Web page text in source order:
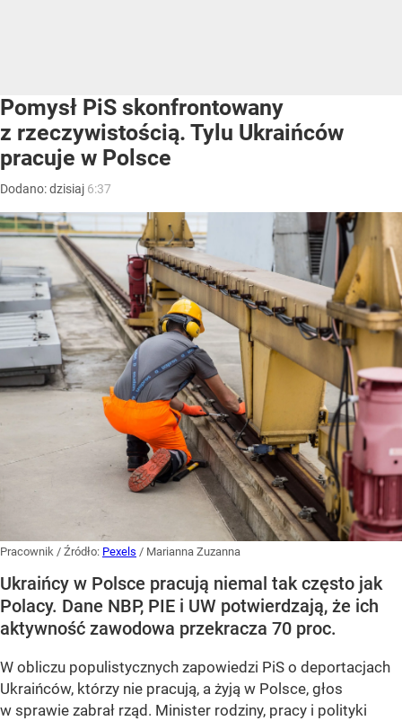
Pomysł PiS skonfrontowany
z rzeczywistością. Tylu Ukraińców
pracuje w Polsce
Dodano:dzisiaj 6:37
Pracownik / Źródło: Pexels / Marianna Zuzanna
Ukraińcy w Polsce pracują niemal tak często jak
Polacy. Dane NBP, PIE i UW potwierdzają, że ich
aktywność zawodowa przekracza 70 proc.
W obliczu populistycznych zapowiedzi PiS o deportacjach
Ukraińców, którzy nie pracują, a żyją w Polsce, głos
w sprawie zabrał rząd. Minister rodziny, pracy i polityki